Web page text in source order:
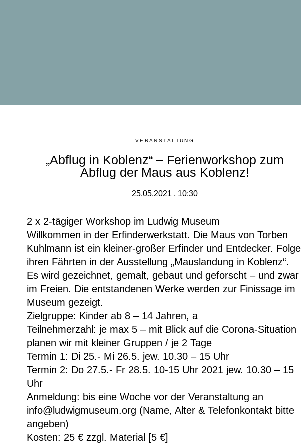
VERANSTALTUNG
„Abflug in Koblenz“ – Ferienworkshop zum
Abflug der Maus aus Koblenz!
25.05.2021 , 10:30
2 x 2-tägiger Workshop im Ludwig Museum
Willkommen in der Erfinderwerkstatt. Die Maus von Torben
Kuhlmann ist ein kleiner-großer Erfinder und Entdecker. Folge
ihren Fährten in der Ausstellung „Mauslandung in Koblenz“.
Es wird gezeichnet, gemalt, gebaut und geforscht – und zwar
im Freien. Die entstandenen Werke werden zur Finissage im
Museum gezeigt.
Zielgruppe: Kinder ab 8 – 14 Jahren, a
Teilnehmerzahl: je max 5 – mit Blick auf die Corona-Situation
planen wir mit kleiner Gruppen / je 2 Tage
Termin 1: Di 25.- Mi 26.5. jew. 10.30 – 15 Uhr
Termin 2: Do 27.5.- Fr 28.5. 10-15 Uhr 2021 jew. 10.30 – 15
Uhr
Anmeldung: bis eine Woche vor der Veranstaltung an
info@ludwigmuseum.org (Name, Alter & Telefonkontakt bitte
angeben)
Kosten: 25 € zzgl. Material [5 €]